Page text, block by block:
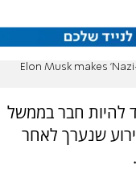
Elon Musk makes
להיות חבר בממשל
שנערך לאחר